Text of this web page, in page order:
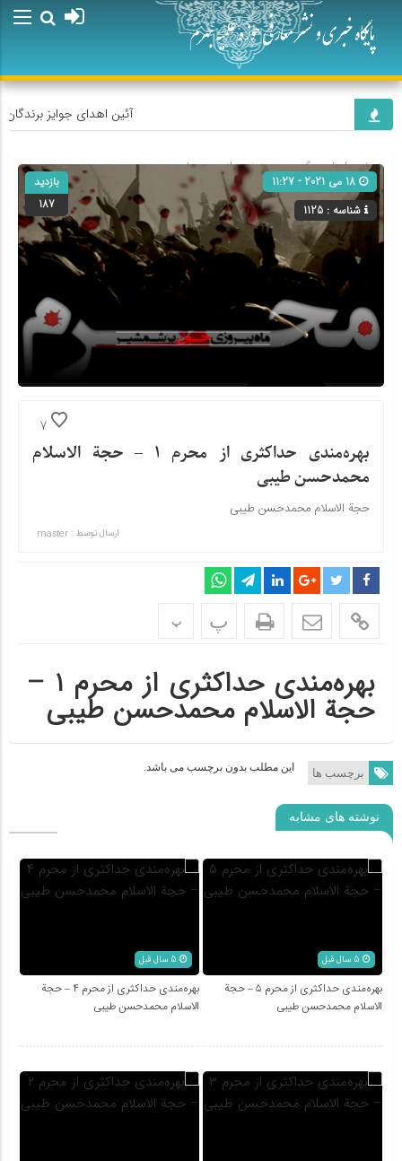
آئین اهدای جوایز
صفحه اصلی» گروه »بهره‌مندی از محرم-طیبی
شناسه : 1125
بازدید
187
7
بهره‌مندی حداکثری از محرم ۱ – حجة الاسلام
محمدحسن طیبی
حجة الاسلام محمدحسن طیبی
ارسال توسط : master
پ پ
بهره‌مندی حداکثری از محرم ۱ –
حجة الاسلام محمدحسن طیبی
برچسب ها این مطلب بدون برچسب می باشد.
نوشته های مشابه
بهره‌مندی حداکثری از محرم ۵ – حجة
الاسلام محمدحسن طیبی
بهره‌مندی حداکثری از محرم ۴ – حجة
الاسلام محمدحسن طیبی